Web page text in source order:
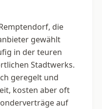
die
gewählt
in der teuren
Stadtwerks.
geregelt und
kosten aber oft
auf